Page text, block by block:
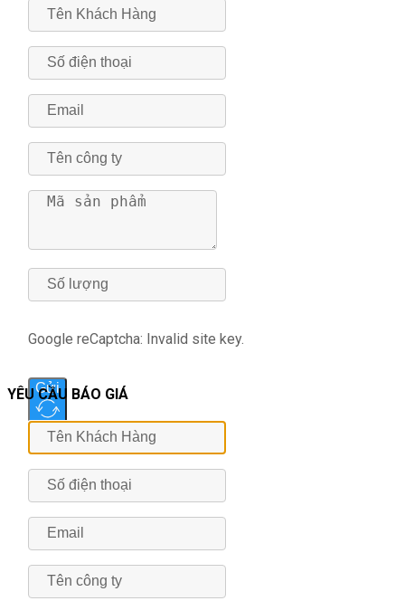
Google reCaptcha: Invalid site key.
Gửi
YÊU CẦU BÁO GIÁ